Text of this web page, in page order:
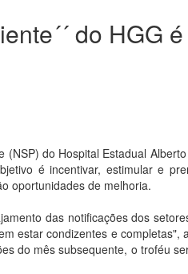
do HGG
(NSP) do Hospital Estadual
é incentivar, estimular e
oportunidades de melhoria.
das notificações dos
estar condizentes e completas",
do mês subsequente, o troféu